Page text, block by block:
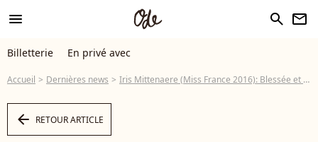
menu search newsletter
Billetterie En privé avec
Accueil Dernières news Iris Mittenaere (Miss France 2016): Blessée et nostalgique, sa mère à son chevet
arrow_left RETOUR ARTICLE